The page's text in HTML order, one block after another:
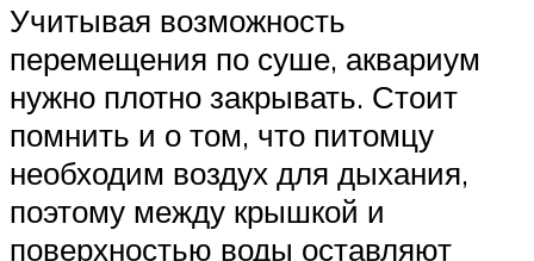
Учитывая возможность
перемещения по суше, аквариум
нужно плотно закрывать. Стоит
помнить и о том, что питомцу
необходим воздух для дыхания,
поэтому между крышкой и
поверхностью воды оставляют